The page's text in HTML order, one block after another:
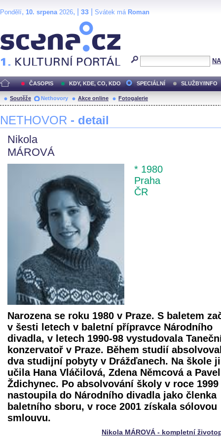
Pondělí, 10. srpena2026, | 33 Svátek má Roman
ČASOPIS KDY, KDE, CO, KDO SPECIÁLNÍ SLUŽBY/INFO
Soutěže Nethovory Akce online Fotogalerie
NETHOVOR - detail
Nikola
MÁROVÁ
* 1980
Praha
ČR
Narozena se roku 1980 v Praze. S baletem
v šesti letech v baletní přípravce Národního
divadla, v letech 1990-98 vystudovala
konzervatoř v Praze. Během studií
dva studijní pobyty v Drážďanech. Na škole ji
učila Hana Vláčilová, Zdena Němcová a Pavel
Ždichynec. Po absolvování školy v roce 1999
nastoupila do Národního divadla jako členka
baletního sboru, v roce 2001 získala sólovou
smlouvu.
Nikola MÁROVÁ - kompletní